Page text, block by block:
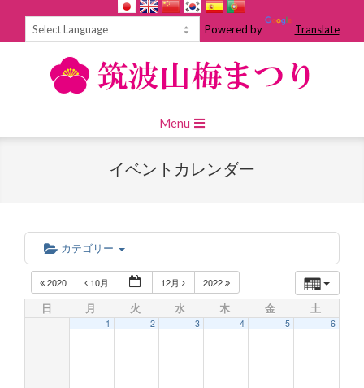
Powered by Translate
Navigation
Menu
イベントカレンダー
カテゴリー
2020 10月 12月 2022
日 月 火 水 木 金 土
1 2 3 4 5 6